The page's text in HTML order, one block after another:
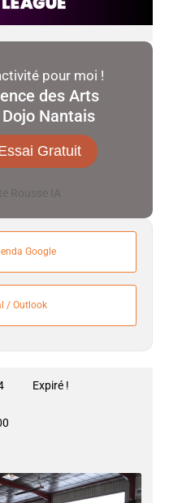
des Arts
Nantais
pour moi !
Gratuit
Google
/ Outlook
Expiré !